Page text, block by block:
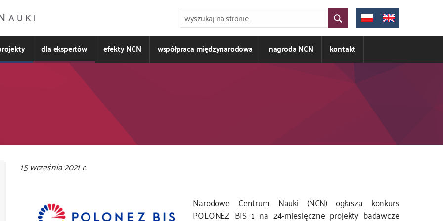
dla ekspertów efekty NCN współpraca międzynarodowa nagroda NCN kontakt
Kod
15 września 2021 r.
Narodowe Centrum Nauki (NCN) ogłasza konkurs
POLONEZ BIS 1 na 24-miesięczne projekty badawcze